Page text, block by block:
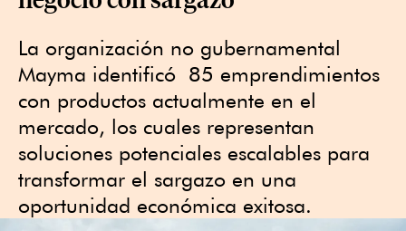
La organización no gubernamental
Mayma identificó 85 emprendimientos
con productos actualmente en el
mercado, los cuales representan
soluciones potenciales escalables para
transformar el sargazo en una
oportunidad económica exitosa.